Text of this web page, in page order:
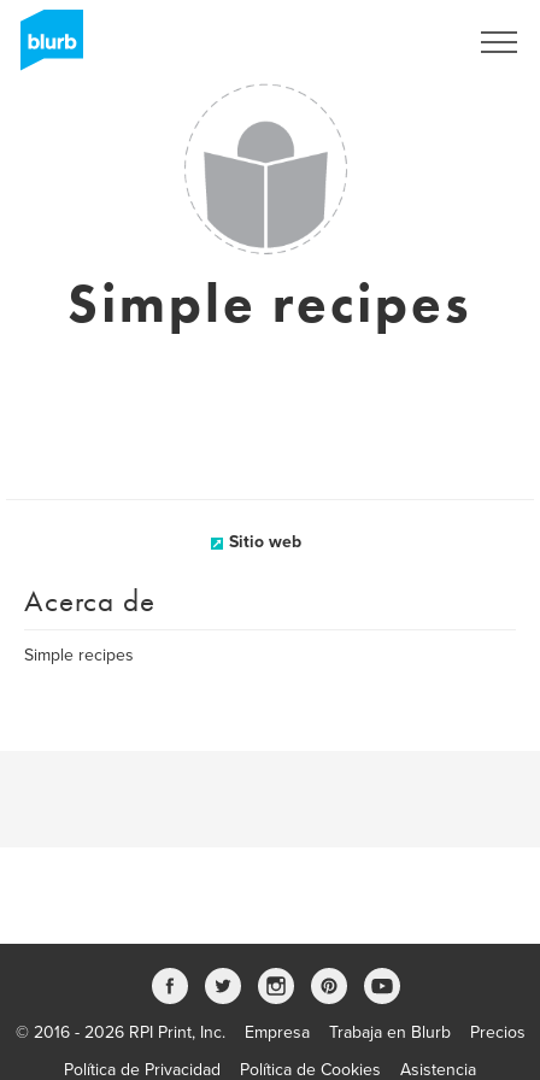
Simple recipes
Sitio web
Acerca de
Simple recipes
© 2016 - 2026 RPI Print, Inc. Empresa Trabaja en Blurb
Precios
Política de Privacidad
Política de Cookies Asistencia